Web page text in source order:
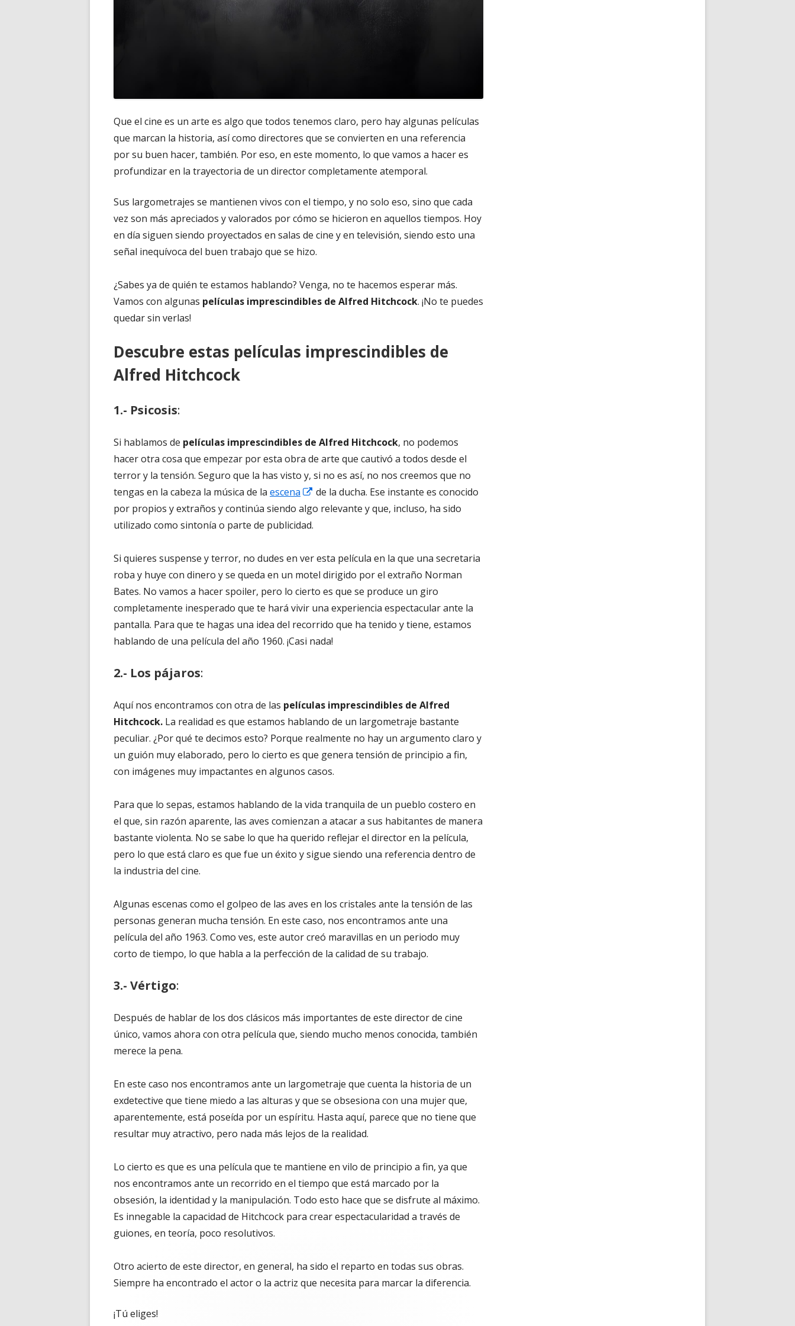
Que el cine es un arte es algo que todos tenemos claro, pero hay algunas películas
que marcan la historia, así como directores que se convierten en una referencia
por su buen hacer, también. Por eso, en este momento, lo que vamos a hacer es
profundizar en la trayectoria de un director completamente atemporal.
Sus largometrajes se mantienen vivos con el tiempo, y no solo eso, sino que cada
vez son más apreciados y valorados por cómo se hicieron en aquellos tiempos. Hoy
en día siguen siendo proyectados en salas de cine y en televisión, siendo esto una
señal inequívoca del buen trabajo que se hizo.
¿Sabes ya de quién te estamos hablando? Venga, no te hacemos esperar más.
Vamos con algunas películas imprescindibles de Alfred Hitchcock. ¡No te puedes
quedar sin verlas!
Descubre estas películas imprescindibles de
Alfred Hitchcock
1.- Psicosis:
Si hablamos de películas imprescindibles de Alfred Hitchcock, no podemos
hacer otra cosa que empezar por esta obra de arte que cautivó a todos desde el
terror y la tensión. Seguro que la has visto y, si no es así, no nos creemos que no
tengas en la cabeza la música de la escena
Abrir
en
nueva
de la ducha. Ese instante es conocido
por propios y extraños y continúa siendo algo relevante y que, incluso, ha sido
utilizado como sintonía o parte de publicidad.
Si quieres suspense y terror, no dudes en ver esta película en la que una secretaria
roba y huye con dinero y se queda en un motel dirigido por el extraño Norman
Bates. No vamos a hacer spoiler, pero lo cierto es que se produce un giro
completamente inesperado que te hará vivir una experiencia espectacular ante la
pantalla. Para que te hagas una idea del recorrido que ha tenido y tiene, estamos
hablando de una película del año 1960. ¡Casi nada!
2.- Los pájaros:
Aquí nos encontramos con otra de las películas imprescindibles de Alfred
Hitchcock. La realidad es que estamos hablando de un largometraje bastante
peculiar. ¿Por qué te decimos esto? Porque realmente no hay un argumento claro y
un guión muy elaborado, pero lo cierto es que genera tensión de principio a fin,
con imágenes muy impactantes en algunos casos.
Para que lo sepas, estamos hablando de la vida tranquila de un pueblo costero en
el que, sin razón aparente, las aves comienzan a atacar a sus habitantes de manera
bastante violenta. No se sabe lo que ha querido reflejar el director en la película,
pero lo que está claro es que fue un éxito y sigue siendo una referencia dentro de
la industria del cine.
Algunas escenas como el golpeo de las aves en los cristales ante la tensión de las
personas generan mucha tensión. En este caso, nos encontramos ante una
película del año 1963. Como ves, este autor creó maravillas en un periodo muy
corto de tiempo, lo que habla a la perfección de la calidad de su trabajo.
3.- Vértigo:
Después de hablar de los dos clásicos más importantes de este director de cine
único, vamos ahora con otra película que, siendo mucho menos conocida, también
merece la pena.
En este caso nos encontramos ante un largometraje que cuenta la historia de un
exdetective que tiene miedo a las alturas y que se obsesiona con una mujer que,
aparentemente, está poseída por un espíritu. Hasta aquí, parece que no tiene que
resultar muy atractivo, pero nada más lejos de la realidad.
Lo cierto es que es una película que te mantiene en vilo de principio a fin, ya que
nos encontramos ante un recorrido en el tiempo que está marcado por la
obsesión, la identidad y la manipulación. Todo esto hace que se disfrute al máximo.
Es innegable la capacidad de Hitchcock para crear espectacularidad a través de
guiones, en teoría, poco resolutivos.
Otro acierto de este director, en general, ha sido el reparto en todas sus obras.
Siempre ha encontrado el actor o la actriz que necesita para marcar la diferencia.
¡Tú eliges!